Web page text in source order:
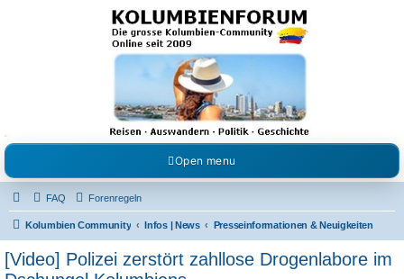
Kolumbienforum - Das
grosse Forum der
Freunde Kolumbiens
Reisen, Auswandern, Kultur, Politik, Geschichte und Visum in Kolumbien und Venezuela.
Austausch, Erfahrungen und Gemeinschaft im Kolumbienforum
Open menu
FAQ Forenregeln
Kolumbien Community Infos | News Presseinformationen & Neuigkeiten
[Video] Polizei zerstört zahllose Drogenlabore im